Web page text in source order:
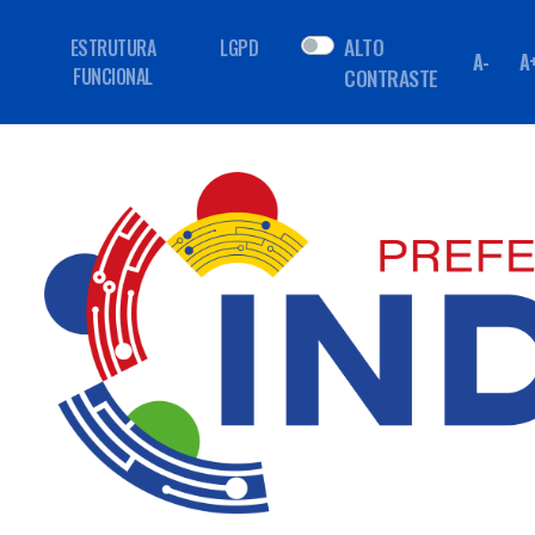
ESTRUTURA
FUNCIONAL
LGPD
ALTO
CONTRASTE
A-